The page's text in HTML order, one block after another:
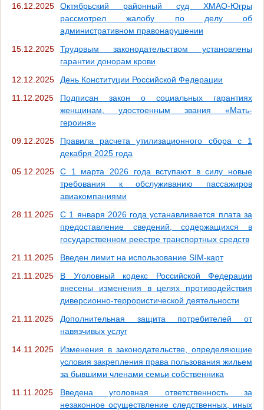
16.12.2025
Октябрьский районный суд ХМАО-Югры
рассмотрел жалобу по делу об
административном правонарушении
15.12.2025
Трудовым законодательством установлены
гарантии донорам крови
12.12.2025
День Конституции Российской Федерации
11.12.2025
Подписан закон о социальных гарантиях
женщинам, удостоенным звания «Мать-
героиня»
09.12.2025
Правила расчета утилизационного сбора с 1
декабря 2025 года
05.12.2025
С 1 марта 2026 года вступают в силу новые
требования к обслуживанию пассажиров
авиакомпаниями
28.11.2025
С 1 января 2026 года устанавливается плата за
предоставление сведений, содержащихся в
государственном реестре транспортных средств
21.11.2025
Введен лимит на использование SIM-карт
21.11.2025
В Уголовный кодекс Российской Федерации
внесены изменения в целях противодействия
диверсионно-террористической деятельности
21.11.2025
Дополнительная защита потребителей от
навязчивых услуг
14.11.2025
Изменения в законодательстве, определяющие
условия закрепления права пользования жильем
за бывшими членами семьи собственника
11.11.2025
Введена уголовная ответственность за
незаконное осуществление следственных, иных